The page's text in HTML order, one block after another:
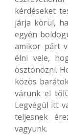
kérdéseket
járja körül,
egyén
amikor párt
élni vele,
ösztönözni.
közös
várunk el
Legvégül itt
teljesnek
vagyunk.